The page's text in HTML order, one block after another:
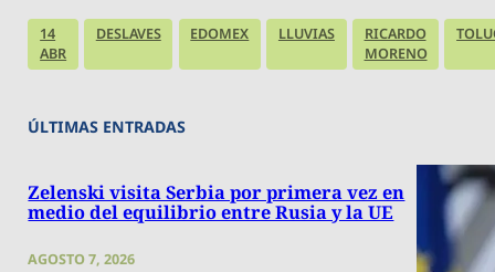
14
ABR
DESLAVES EDOMEX LLUVIAS
RICARDO
MORENO
ÚLTIMAS ENTRADAS
Zelenski visita Serbia por primera vez en
medio del equilibrio entre Rusia y la UE
AGOSTO 7, 2026